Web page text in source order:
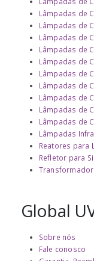
Lâmpadas de
Lâmpadas de
Lâmpadas de
Lâmpadas de
Lâmpadas de
Lâmpadas de
Lâmpadas de
Lâmpadas de
Lâmpadas de
Lâmpadas de
Lâmpadas
Reatores para
Refletor para
Transformador
Global
Sobre nós
Fale conosco